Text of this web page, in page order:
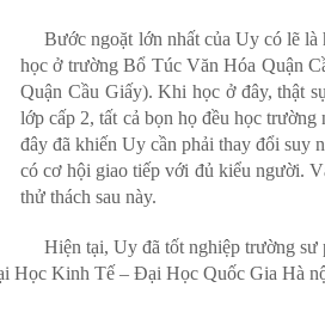
Bước ngoặt lớn nhất của Uy có lẽ
học ở trường Bổ Túc Văn Hóa Quận
Quận Cầu Giấy). Khi học ở đây, thật
lớp cấp 2, tất cả bọn họ đều học
đây đã khiến Uy cần phải thay đổi suy
có cơ hội giao tiếp với đủ kiểu người.
thử thách sau này.
Hiện tại, Uy đã tốt nghiệp trường
Học Kinh Tế – Đại Học Quốc Gia Hà